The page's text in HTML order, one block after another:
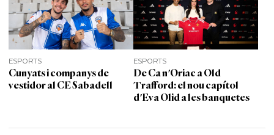
ESPORTS
Cunyats i companys de
vestidor al CE Sabadell
ESPORTS
De Ca n'Oriac a Old
Trafford: el nou capítol
d'Eva Olid a les banquetes